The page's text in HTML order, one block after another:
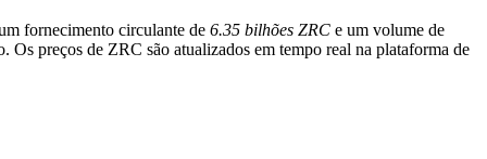
fornecimento circulante de 6.35 bilhões ZRC e um volume de
Os preços de ZRC são atualizados em tempo real na plataforma de